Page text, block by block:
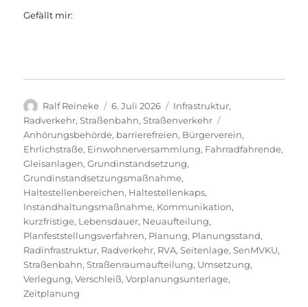
Gefällt mir:
Autor
Ralf Reineke
Veröffentlicht
am
6. Juli 2026 Kategorien
Infrastruktur,
Radverkehr,Straßenbahn,Straßenverkehr
Anhörungsbehörde, barrierefreien, Bürgerverein,
Ehrlichstraße, Einwohnerversammlung, Fahrradfahrende,
Gleisanlagen,Grundinstandsetzung,
Grundinstandsetzungsmaßnahme,
Haltestellenbereichen, Haltestellenkaps,
Instandhaltungsmaßnahme, Kommunikation,
kurzfristige, Lebensdauer, Neuaufteilung,
Planfeststellungsverfahren, Planung, Planungsstand,
Radinfrastruktur, Radverkehr, RVA,Seitenlage,SenMVKU,
Straßenbahn,Straßenraumaufteilung, Umsetzung,
Verlegung,Verschleiß,Vorplanungsunterlage,
Zeitplanung